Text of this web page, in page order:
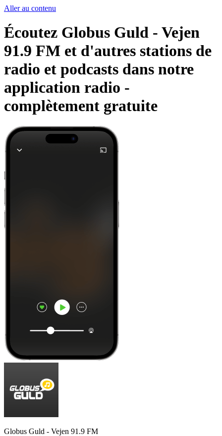
Aller au contenu
Écoutez Globus Guld - Vejen
91.9 FM et d'autres stations de
radio et podcasts dans notre
application radio -
complètement gratuite
Globus Guld - Vejen 91.9 FM